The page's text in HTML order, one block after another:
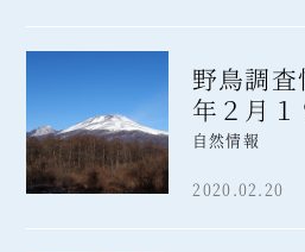
野鳥調査
年２月１
自然情報
2020.02.20